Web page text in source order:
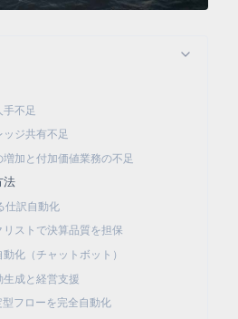
手不足
ジ共有不足
加と付加価値業務の不足
法
仕訳自動化
ストで決算品質を担保
化（チャットボット）
成と経営支援
フローを完全自動化